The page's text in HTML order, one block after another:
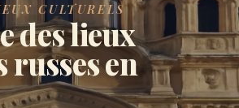
CULTURELS
des lieux
en